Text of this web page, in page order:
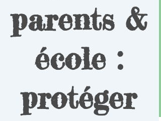
parents &
école :
protéger